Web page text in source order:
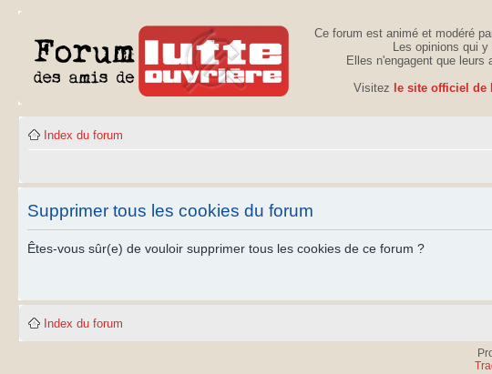
Ce forum est animé et modéré
Les opinions qui
Elles n'engagent que leurs
Visitez le site officiel de
Index du forum
Supprimer tous les cookies du forum
Êtes-vous sûr(e) de vouloir supprimer tous les cookies de ce forum ?
Index du forum